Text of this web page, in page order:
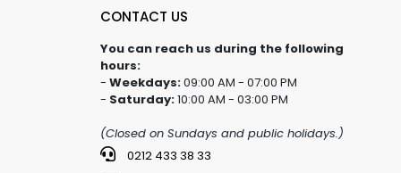
CONTACT US
You can reach us during the following
hours:
- Weekdays:09:00 AM - 07:00 PM
- Saturday:10:00 AM - 03:00 PM
(Closed on Sundays and public holidays.)
0212 433 38 33